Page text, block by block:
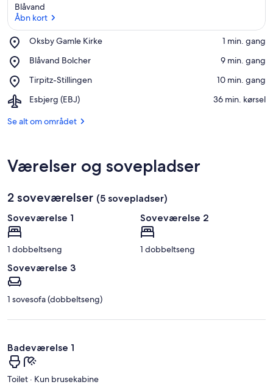
Blåvand
Åbn kort
Oksby Gamle Kirke
Place,
Gamle
‪1 min. gang‬
Blåvand Bolcher
Place,
Bolcher
‪9 min. gang‬
Tirpitz-Stillingen
Place,
Stillingen
‪10 min. gang‬
Esbjerg (EBJ)
Airport,
(EBJ)
‪36 min. kørsel‬
Se alt om området
Værelser og sovepladser
2 soveværelser (5 sovepladser)
Soveværelse 1
1 dobbeltseng
Soveværelse 2
1 dobbeltseng
Soveværelse 3
1 sovesofa (dobbeltseng)
Badeværelse 1
Toilet · Kun brusekabine